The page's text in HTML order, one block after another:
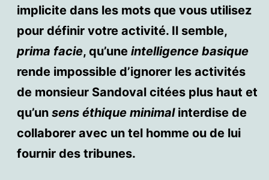
implicite dans les mots que vous utilisez
pour définir votre activité. Il semble,
prima facie, qu’une intelligence basique
rende impossible d’ignorer les activités
de monsieur Sandoval citées plus haut et
qu’un sens éthique minimalinterdise de
collaborer avec un tel homme ou de lui
fournir des tribunes.